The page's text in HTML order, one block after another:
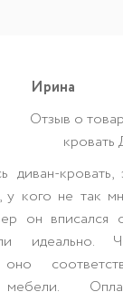
Ирина
Отзыв о
кровать
диван-
у кого не так
он вписался
идеально.
мебели.